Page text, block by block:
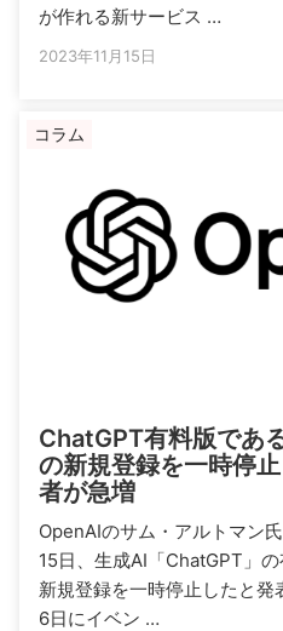
が作れる新サービス …
2023年11月15日
コラム
ChatGPT有料版であ
の新規登録を一時停
者が急増
OpenAIのサム・アルトマン
15日、生成AI「ChatGPT」
新規登録を一時停止したと発
6日にイベン …